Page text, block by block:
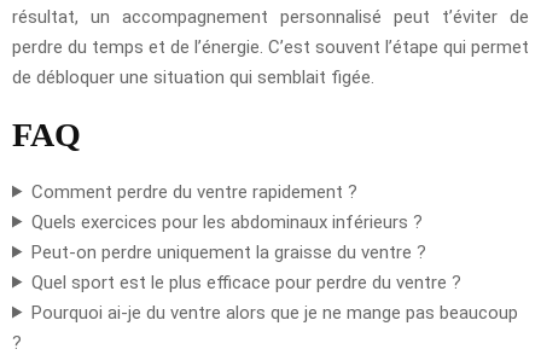
résultat, un accompagnement personnalisé peut t’éviter de
perdre du temps et de l’énergie. C’est souvent l’étape qui permet
de débloquer une situation qui semblait figée.
FAQ
Comment perdre du ventre rapidement ?
Quels exercices pour les abdominaux inférieurs ?
Peut-on perdre uniquement la graisse du ventre ?
Quel sport est le plus efficace pour perdre du ventre ?
Pourquoi ai-je du ventre alors que je ne mange pas beaucoup
?